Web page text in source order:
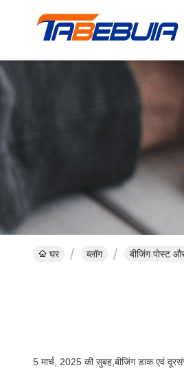
घर ब्लॉग बीजिंग पोस्ट
5 मार्च, 2025 की सुबह,बीजिंग डाक एवं